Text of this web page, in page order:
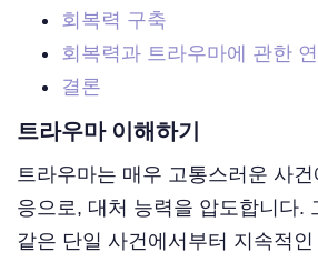
회복력 구축
회복력과 트라우마에 관한
결론
트라우마 이해하기
트라우마는 매우 고통스러운 사
응으로, 대처 능력을 압도합니다.
같은 단일 사건에서부터 지속적